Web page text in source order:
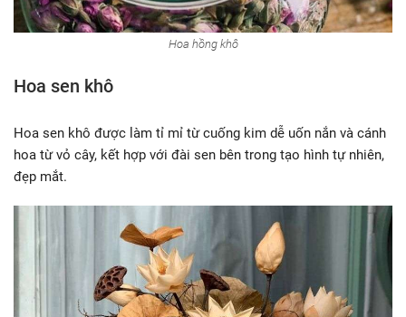
Hoa hồng khô
Hoa sen khô
Hoa sen khô được làm tỉ mỉ từ cuống kim dễ uốn nắn và cánh
hoa từ vỏ cây, kết hợp với đài sen bên trong tạo hình tự nhiên,
đẹp mắt.